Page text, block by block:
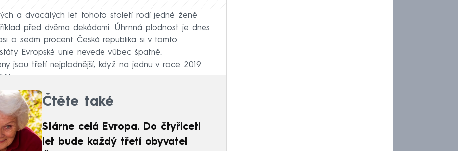
a dvacátých let tohoto století rodí jedné ženě
před dvěma dekádami. Úhrnná plodnost je dnes
o sedm procent. Česká republika si v tomto
Evropské unie nevede vůbec špatně.
jsou třetí nejplodnější, když na jednu v roce 2019
Čtěte také
Stárne celá Evropa. Do čtyřiceti
let bude každý třetí obyvatel